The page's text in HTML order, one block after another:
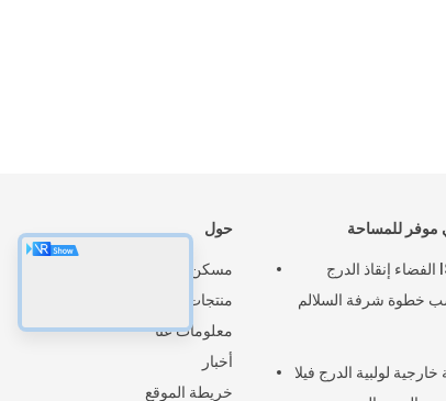
حول
مسكن
منتجات
معلومات عنا
أخبار
خريطة الموقع
موفر للمساحة
ISO9001 BV الفضاء إنقاذ الدرج
خطوة شرفة السلالم
لولبية الدرج فيلا